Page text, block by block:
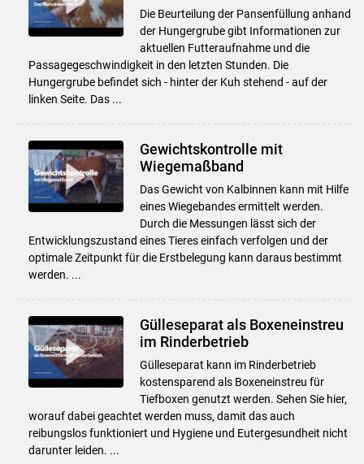
Die Beurteilung der Pansenfüllung anhand
der Hungergrube gibt Informationen zur
aktuellen Futteraufnahme und die
Passagegeschwindigkeit in den letzten Stunden. Die
Hungergrube befindet sich - hinter der Kuh stehend - auf der
linken Seite. Das ...
Gewichtskontrolle mit
Wiegemaßband
Das Gewicht von Kalbinnen kann mit Hilfe
eines Wiegebandes ermittelt werden.
Durch die Messungen lässt sich der
Entwicklungszustand eines Tieres einfach verfolgen und der
optimale Zeitpunkt für die Erstbelegung kann daraus bestimmt
werden. ...
Gülleseparat als Boxeneinstreu
im Rinderbetrieb
Gülleseparat kann im Rinderbetrieb
kostensparend als Boxeneinstreu für
Tiefboxen genutzt werden. Sehen Sie hier,
worauf dabei geachtet werden muss, damit das auch
reibungslos funktioniert und Hygiene und Eutergesundheit nicht
darunter leiden. ...